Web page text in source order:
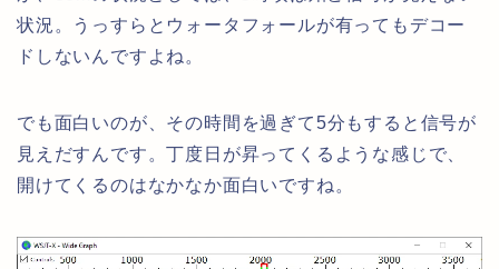
状況。うっすらとウォータフォールが有ってもデコー
ドしないんですよね。
でも面白いのが、その時間を過ぎて5分もすると信号が
見えだすんです。丁度日が昇ってくるような感じで、
開けてくるのはなかなか面白いですね。